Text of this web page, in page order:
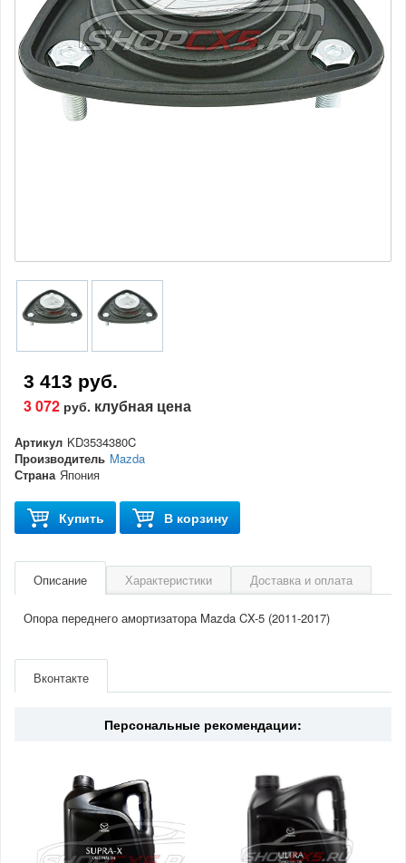
3 413 руб.
3 072 руб. клубная цена
Артикул KD3534380C
Производитель Mazda
Страна Япония
Купить В корзину
Описание Характеристики Доставка и оплата
Опора переднего амортизатора Mazda CX-5 (2011-2017)
Страна Япония
Вконтакте
Персональные рекомендации: